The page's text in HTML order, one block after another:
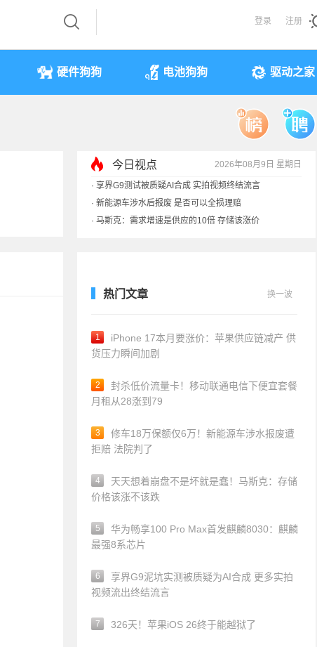
登录 注册
硬件狗狗 电池狗狗 驱动之家
今日视点 2026年08月9日 星期日
·新能源车涉水后报废 是否可以全损理赔
马斯克：需求增速是供应的10倍 存储该涨价
iPhone 17本月或调价：苹果供应链减产30%
热门文章 换一波
1
iPhone 17本月要涨价：苹果供应链减产 供
货压力瞬间加剧
2
封杀低价流量卡！移动联通电信下便宜套餐
月租从28涨到79
3
修车18万保额仅6万！新能源车涉水报废遭
拒赔 法院判了
4
天天想着崩盘不是坏就是蠢！马斯克：存储
价格该涨不该跌
5
华为畅享100 Pro Max首发麒麟8030：麒麟
最强8系芯片
6
享界G9泥坑实测被质疑为AI合成 更多实拍
视频流出终结流言
7 326天！苹果iOS 26终于能越狱了